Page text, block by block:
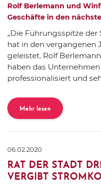
Rolf Berlemann und
Geschäfte in den
„Die Führungsspitze
hat in den vergangenen
geleistet. Rolf
haben das
professionalisiert und
Mehr lesen
06.02.2020
RAT DER STADT
VERGIBT